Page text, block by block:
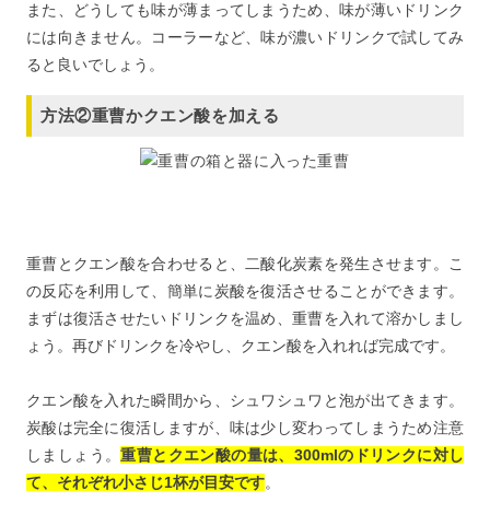
また、どうしても味が薄まってしまうため、味が薄いドリンク
には向きません。コーラーなど、味が濃いドリンクで試してみ
ると良いでしょう。
方法②重曹かクエン酸を加える
重曹とクエン酸を合わせると、二酸化炭素を発生させます。こ
の反応を利用して、簡単に炭酸を復活させることができます。
まずは復活させたいドリンクを温め、重曹を入れて溶かしまし
ょう。再びドリンクを冷やし、クエン酸を入れれば完成です。
クエン酸を入れた瞬間から、シュワシュワと泡が出てきます。
炭酸は完全に復活しますが、味は少し変わってしまうため注意
しましょう。重曹とクエン酸の量は、300mlのドリンクに対し
て、それぞれ小さじ1杯が目安です。